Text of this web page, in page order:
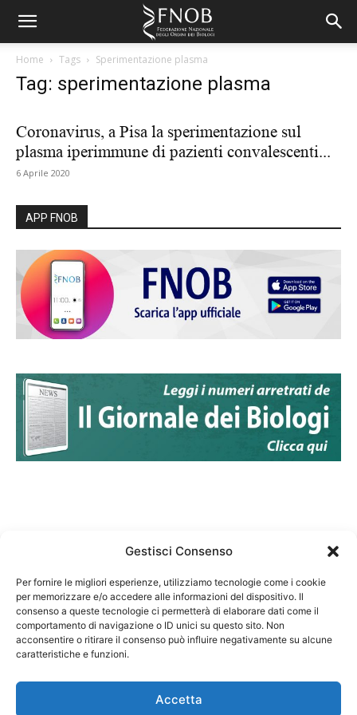
Gestisci Consenso
Per fornire le migliori esperienze, utilizziamo tecnologie come i cookie
per memorizzare e/o accedere alle informazioni del dispositivo. Il
consenso a queste tecnologie ci permetterà di elaborare dati come il
comportamento di navigazione o ID unici su questo sito. Non
acconsentire o ritirare il consenso può influire negativamente su alcune
caratteristiche e funzioni.
Accetta
Home Tags Sperimentazione plasma
Tag: sperimentazione plasma
Coronavirus, a Pisa la sperimentazione sul
plasma iperimmune di pazienti convalescenti...
6 Aprile 2020
APP FNOB
Federazione Nazionale Degli Ordini dei Biologi:
codice fiscale 80069130583
Responsabile sito internet www.fnob.it: Vincenzo